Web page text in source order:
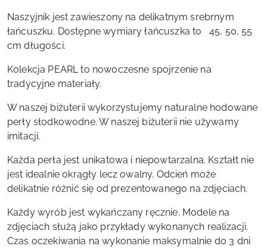
Naszyjnik jest zawieszony na delikatnym srebrnym
łańcuszku. Dostępne wymiary łańcuszka to 45, 50, 55
cm długości.
Kolekcja PEARL to nowoczesne spojrzenie na
tradycyjne materiały.
W naszej biżuterii wykorzystujemy naturalne hodowane
perły słodkowodne. W naszej biżuterii nie używamy
imitacji.
Każda perła jest unikatowa i niepowtarzalna. Kształt nie
jest idealnie okrągły lecz owalny. Odcień może
delikatnie różnić się od prezentowanego na zdjęciach.
Każdy wyrób jest wykańczany ręcznie. Modele na
zdjęciach służą jako przykłady wykonanych realizacji.
Czas oczekiwania na wykonanie maksymalnie do 3 dni